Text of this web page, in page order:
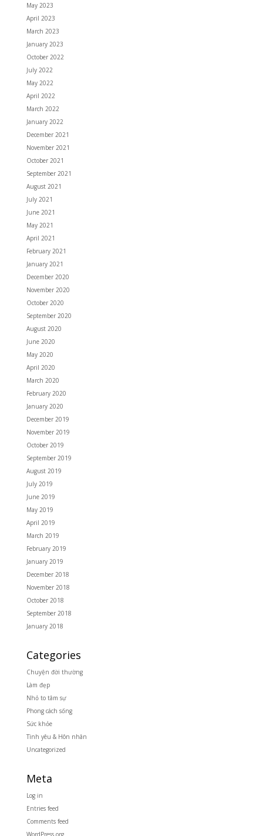
May 2023
April 2023
March 2023
January 2023
October 2022
July 2022
May 2022
April 2022
March 2022
January 2022
December 2021
November 2021
October 2021
September 2021
August 2021
July 2021
June 2021
May 2021
April 2021
February 2021
January 2021
December 2020
November 2020
October 2020
September 2020
August 2020
June 2020
May 2020
April 2020
March 2020
February 2020
January 2020
December 2019
November 2019
October 2019
September 2019
August 2019
July 2019
June 2019
May 2019
April 2019
March 2019
February 2019
January 2019
December 2018
November 2018
October 2018
September 2018
January 2018
Categories
Chuyện đời thường
Làm đẹp
Nhỏ to tâm sự
Phong cách sống
Sức khỏe
Tình yêu & Hôn nhân
Uncategorized
Meta
Log in
Entries feed
Comments feed